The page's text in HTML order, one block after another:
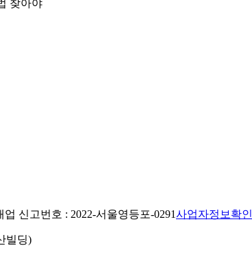
찾아야
신고번호 : 2022-서울영등포-0291사업자정보확인
빌딩)